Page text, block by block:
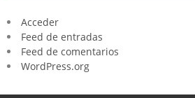
Acceder
Feed de entradas
Feed de comentarios
WordPress.org